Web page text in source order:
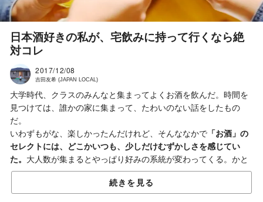
日本酒好きの私が、宅飲みに持って行くなら絶
対コレ
2017/12/08
吉田友希 (JAPAN LOCAL)
大学時代、クラスのみんなと集まってよくお酒を飲んだ。時間を
見つけては、誰かの家に集まって、たわいのない話をしたもの
だ。
いわずもがな、楽しかったんだけれど、そんななかで 「お酒」の
セレクトには、どこかいつも、少しだけむずかしさを感じてい
た。 大人数が集まるとやっぱり好みの系統が変わってくる。かと
いって、各々が好きなものを好きなだけ買おうとすると、限られ
た予算をオーバーするし、かさばるし、もはや収集がつかなくな
続きを見る